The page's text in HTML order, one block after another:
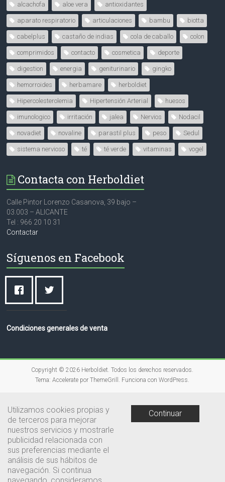
alcachofa aloe vera antioxidantes
aparato respiratorio articulaciones bambu biotta
cabelplus castaño de indias cola de caballo colon
comprimidos contacto cosmetica deporte
digestion energia geniturinario gingko
hemorroides herbamare herboldiet
Hipercolesterolemia Hipertensión Arterial huesos
imunologico irritación jalea Nervios Nodacil
novadiet novaline parastil plus peso Sedul
sistema nervioso té té verde vitaminas vogel
Contacta con Herboldiet
Calle Pintor Lorenzo Casanova, 39 bajo –
03.003 – ALICANTE
Tel : 966 20 10 31
Contactar
Síguenos en Facebook
Condiciones generales de venta
Copyright © 2026 Herboldiet. Todos los derechos reservados.
Tema:Accelerate por ThemeGrill. Funciona conWordPress.
Utilizamos cookies propias y
de terceros para mejorar
nuestros servicios y mostrarle
publicidad relacionada con
sus preferencias mediante el
análisis de sus hábitos de
navegación. Si continua
Continuar